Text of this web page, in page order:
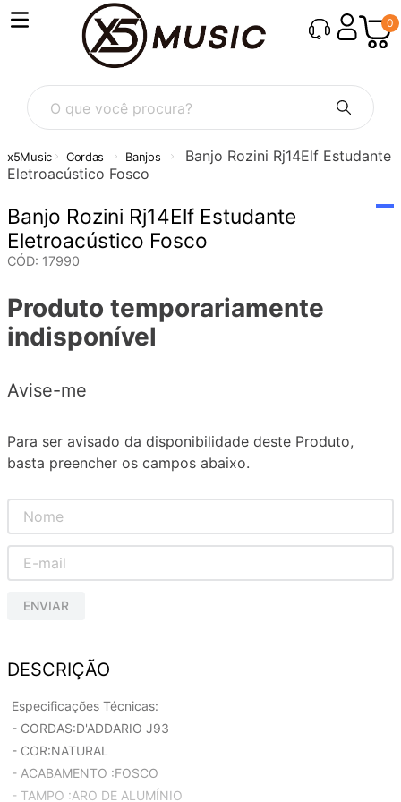
0
O que você procura?
Cordas Banjos
Banjo Rozini Rj14Elf Estudante
Eletroacústico Fosco
Banjo Rozini Rj14Elf Estudante
Eletroacústico Fosco
CÓD: 17990
Produto temporariamente
indisponível
Avise-me
Para ser avisado da disponibilidade deste Produto,
basta preencher os campos abaixo.
ENVIAR
DESCRIÇÃO
Especificações Técnicas:
- CORDAS:D'ADDARIO J93
- COR:NATURAL
- ACABAMENTO :FOSCO
- TAMPO :ARO DE ALUMÍNIO